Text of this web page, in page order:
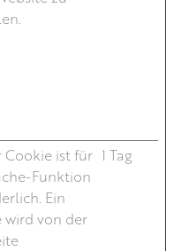
Cookie ist für
Funktion
Ein
wird von der
1 Tag